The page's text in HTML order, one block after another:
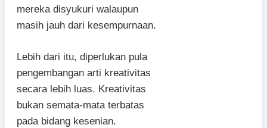
mereka disyukuri walaupun
masih jauh dari kesempurnaan.
Lebih dari itu, diperlukan pula
pengembangan arti kreativitas
secara lebih luas. Kreativitas
bukan semata-mata terbatas
pada bidang kesenian.